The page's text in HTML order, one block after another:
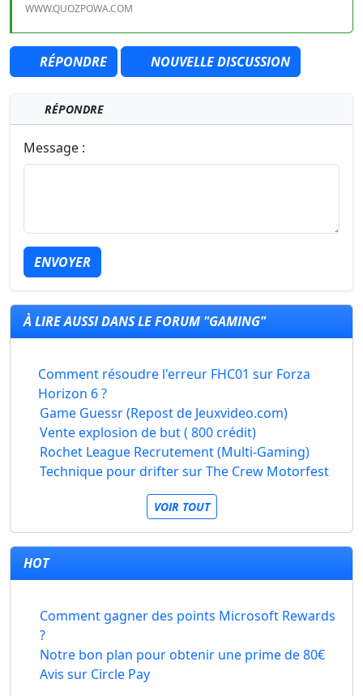
WWW.QUOZPOWA.COM
RÉPONDRE NOUVELLE DISCUSSION
RÉPONDRE
Message :
ENVOYER
À LIRE AUSSI DANS LE FORUM "GAMING"
Comment résoudre l'erreur FHC01 sur Forza
Horizon 6 ?
Game Guessr (Repost de Jeuxvideo.com)
Vente explosion de but ( 800 crédit)
Rochet League Recrutement (Multi-Gaming)
Technique pour drifter sur The Crew Motorfest
VOIR TOUT
HOT
Comment gagner des points Microsoft Rewards
?
Notre bon plan pour obtenir une prime de 80€
Avis sur Circle Pay